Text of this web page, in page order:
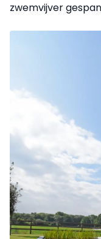
zwemvijver